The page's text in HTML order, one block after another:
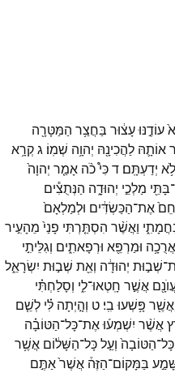
עוֹדֶ֣נּוּעָצ֔וּר בַּחֲצַ֥ר הַמַּטָּרָ֖ה
אוֹתָ֛הּ לַהֲכִינָ֖הּ יְהוָ֥ה שְׁמֽוֹ׃ גקְרָ֥א
לֹ֥א יְדַעְתָּֽם׃ דכִּי֩כֹ֨ה אָמַ֤ר יְהוָה֙
בָּתֵּ֖י מַלְכֵ֣י יְהוּדָ֑ה הַנְּתֻצִ֕ים
אֶת־הַכַּשְׂדִּ֔ים וּלְמַלְאָם֙
וַאֲשֶׁ֨ר הִסְתַּ֤רְתִּי פָנַי֙ מֵהָעִ֣יר
אֲרֻכָ֥ה וּמַרְפֵּ֖א וּרְפָאתִ֑ים וְגִלֵּיתִ֣י
שְׁב֣וּת יְהוּדָ֔ה וְאֵ֖ת שְׁב֣וּת יִשְׂרָאֵ֑ל
אֲשֶׁ֣ר חָֽטְאוּ־לִ֑י וְסָלַחְתִּ֗י
פָּ֥שְׁעוּ בִֽי׃ ט וְהָ֣יְתָה לִּ֗י לְשֵׁ֤ם
אֲשֶׁ֨ר יִשְׁמְע֜וּאֶת־כָּל־הַטּוֹבָ֗ה
כָּל־הַטּוֹבָה֙ וְעַ֣לכָּל־הַשָּׁל֔וֹם אֲשֶׁ֥ר
בַּמָּקוֹם־הַזֶּה֒ אֲשֶׁר֙אַתֶּ֣ם